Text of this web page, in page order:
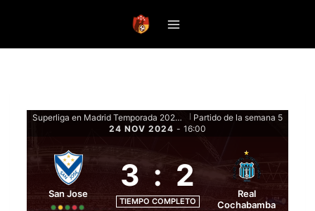
Superliga en Madrid Temporada 2024-25 - Fase de grupos
Partido de la semana 5
24 NOV 2024 - 16:00
San Jose
3 : 2
TIEMPO COMPLETO
Real
Cochabamba